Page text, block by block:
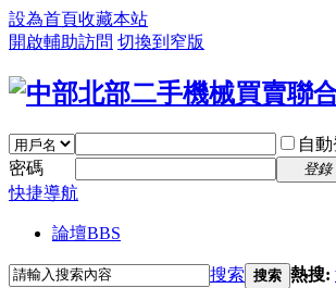
設為首頁收藏本站
開啟輔助訪問 切換到窄版
自
密碼
登錄
快捷導航
論壇BBS
搜索 搜索 熱搜: